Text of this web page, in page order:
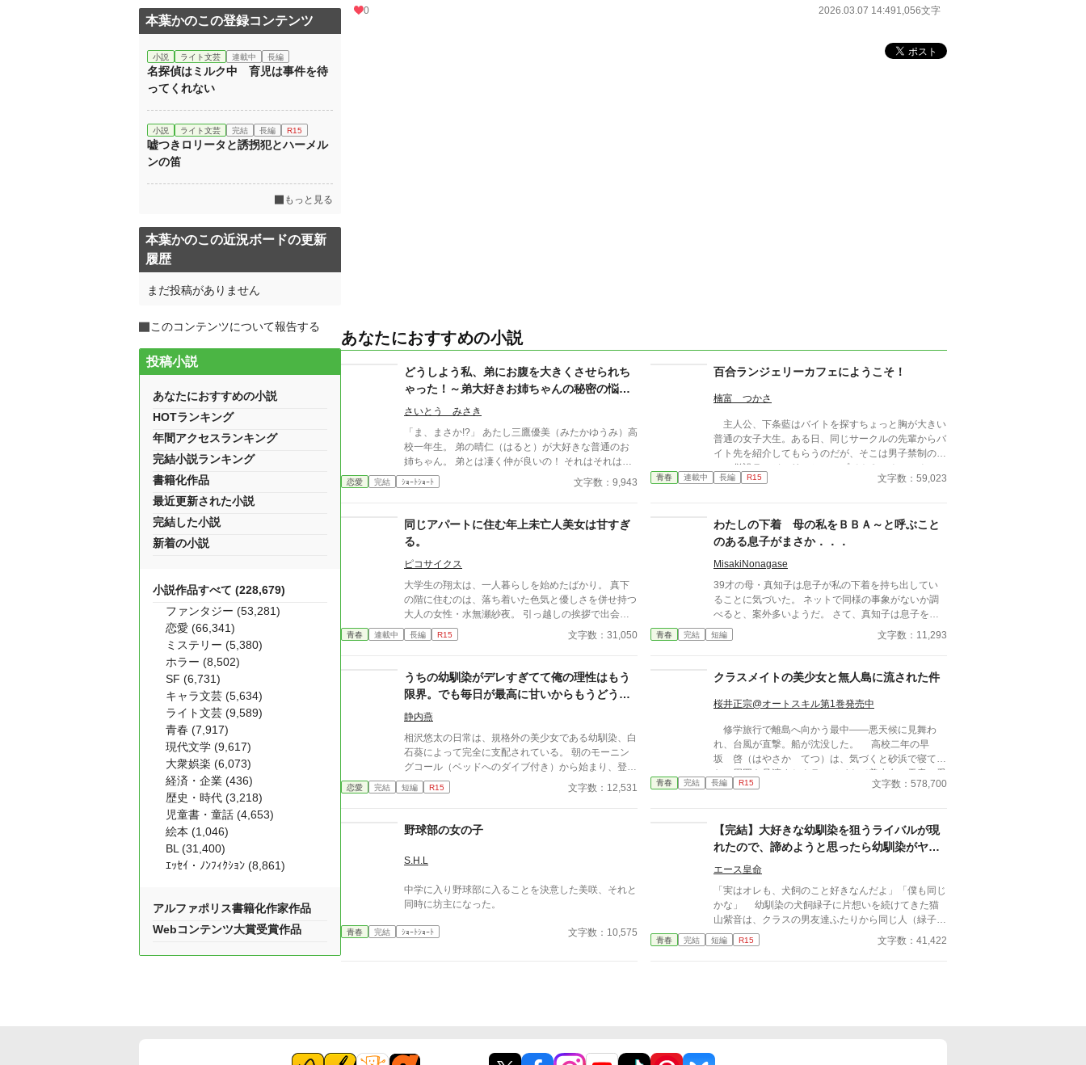
0 2026.03.07 14:491,056文字
あなたにおすすめの小説
どうしよう私、弟にお腹を大きくさせられち
ゃった！～弟大好きお姉ちゃんの秘密の悩み
～
さいとう みさき
「ま、まさか!?」 あたし三鷹優美（みたかゆうみ）高
校一年生。 弟の晴仁（はると）が大好きな普通のお
姉ちゃん。 弟とは凄く仲が良いの！ それはそれはも
のすごく‥‥‥ 「あん、晴仁いきなりそんなのお口
に入らないよぉ～♡」 そんな関係のあたしたち。 で
か来ないのも気にもせずスカートのファスナーを上げ
ると‥‥‥ 「うそっ！ お腹が出て来てる!?」 お姉
ちゃんの秘密の悩みです。
恋愛 完結 ｼｮｰﾄｼｮｰﾄ 文字数：9,943
百合ランジェリーカフェにようこそ！
楠富 つかさ
主人公、下条藍はバイトを探すちょっと胸が大きい
普通の女子大生。ある日、同じサークルの先輩からバ
イト先を紹介してもらうのだが、そこは男子禁制のカ
フェ併設ランジェリーショップで！？ ちょっとハ
レンチなお仕事カフェライフ、始まります！！ ※こ
す。下着が生成できないのでビキニで代用していま
す。
青春 連載中 長編 R15 文字数：59,023
同じアパートに住む年上未亡人美女は甘すぎ
る。
ピコサイクス
大学生の翔太は、一人暮らしを始めたばかり。 真下
の階に住むのは、落ち着いた色気と優しさを併せ持つ
大人の女性・水無瀬紗夜。 引っ越しの挨拶で出会っ
た瞬間、翔太は心を奪われてしまう。 偶然にもアル
バイト先のスーパーで再会した彼女は、翔太をすぐに
る日の仕事帰り、ふたりで過ごす時間が増えていき―
―そして気づけば紗夜の部屋でご飯をご馳走になるほ
ど親密に。 優しくて穏やかで――その色気に触れる
たび、翔太の心は揺れていく。 大人の女性と大学
生、甘くちょっぴり刺激的な同居生活（？）がはじま
る。
青春 連載中 長編 R15 文字数：31,050
わたしの下着 母の私をＢＢＡ～と呼ぶこと
のある息子がまさか．．．
MisakiNonagase
39才の母・真知子は息子が私の下着を持ち出してい
ることに気づいた。 ネットで同様の事象がないか調
べると、案外多いようだ。 さて、真知子は息子を問
い詰める？ それとも気づかないふりを続けてあげる
青春 完結 短編 文字数：11,293
うちの幼馴染がデレすぎてて俺の理性はもう
限界。でも毎日が最高に甘いからもうどうで
もいいや
静内燕
相沢悠太の日常は、規格外の美少女である幼馴染、白
石葵によって完全に支配されている。 朝のモーニン
グコール（ベッドへのダイブ付き）から始まり、登校
中の腕組み、そして「あーん」が義務付けられた手作
り弁当。誰もが羨むラブラブっぷりだが、悠太はこれ
「ゆーたは私の運命の相手なんだもん！」と、葵のデ
狙う男子生徒のプレッシャーが高まる中、悠太の**
「幼馴染フィルター」**はついに限界を迎える。 この
溺愛っぷり、いつまで「家族」で通せるのか？ 甘す
ぎる日常が、悠太の鈍感な理性を溶かし尽くす――最
初からクライマックスの、超高濃度イチャイチャ・ラ
ブコメ、開幕！
恋愛 完結 短編 R15 文字数：12,531
クラスメイトの美少女と無人島に流された件
桜井正宗@オートスキル第1巻発売中
修学旅行で離島へ向かう最中――悪天候に見舞わ
れ、台風が直撃。船が沈没した。 高校二年の早
坂 啓（はやさか てつ）は、気づくと砂浜で寝てい
た。周囲を見渡すとクラスメイトで美少女の天音 愛
（あまね まな）が隣に倒れていた。 どうやら、
くなった。天音と共に無人島サバイバルをしていくの
だが……クラスの女子が次々に見つかり、やがてハー
展！？
青春 完結 長編 R15 文字数：578,700
野球部の女の子
S.H.L
中学に入り野球部に入ることを決意した美咲、それと
同時に坊主になった。
青春 完結 ｼｮｰﾄｼｮｰﾄ 文字数：10,575
【完結】大好きな幼馴染を狙うライバルが現
れたので、諦めようと思ったら幼馴染がヤン
デレ化して激重感情を向けてきた。
エース皇命
「実はオレも、犬飼のこと好きなんだよ」「僕も同じ
かな」 幼馴染の犬飼緑子に片想いを続けてきた猫
山紫音は、クラスの男友達ふたりから同じ人（緑子）
を好きになっていることを告白される。 紫音の背
中を押すため、友達ふたりなりのサポートだったのだ
青春 完結 短編 R15 文字数：41,422
本葉かのこの登録コンテンツ
小説 ライト文芸 連載中 長編
名探偵はミルク中 育児は事件を待
ってくれない
小説 ライト文芸 完結 長編 R15
嘘つきロリータと誘拐犯とハーメル
ンの笛
もっと見る
本葉かのこの近況ボードの更新
履歴
まだ投稿がありません
このコンテンツについて報告する
投稿小説
あなたにおすすめの小説
HOTランキング
年間アクセスランキング
完結小説ランキング
書籍化作品
最近更新された小説
完結した小説
新着の小説
小説作品すべて (228,679)
ファンタジー (53,281)
恋愛 (66,341)
ミステリー (5,380)
ホラー (8,502)
SF (6,731)
キャラ文芸 (5,634)
ライト文芸 (9,589)
青春 (7,917)
現代文学 (9,617)
大衆娯楽 (6,073)
経済・企業 (436)
歴史・時代 (3,218)
児童書・童話 (4,653)
絵本 (1,046)
BL (31,400)
ｴｯｾｲ・ﾉﾝﾌｨｸｼｮﾝ (8,861)
アルファポリス書籍化作家作品
Webコンテンツ大賞受賞作品